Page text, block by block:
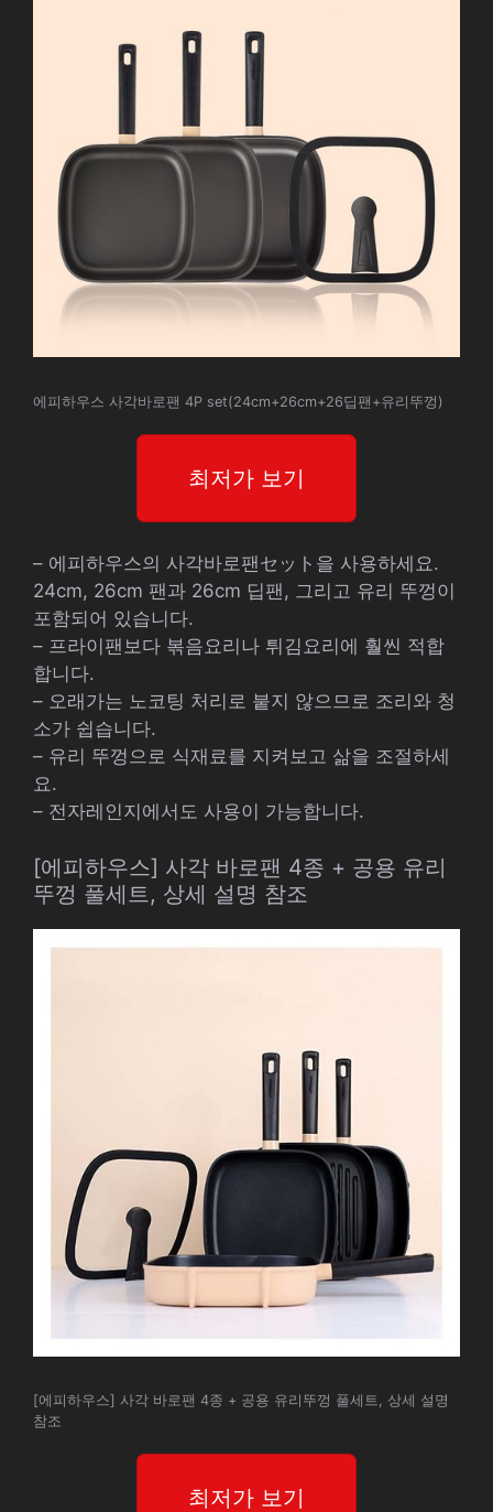
에피하우스 사각바로팬 4P set(24cm+26cm+26딥팬+유리뚜껑)
최저가 보기
– 에피하우스의 사각바로팬セット을 사용하세요.
24cm, 26cm 팬과 26cm 딥팬, 그리고 유리 뚜껑이
포함되어 있습니다.
– 프라이팬보다 볶음요리나 튀김요리에 훨씬 적합
합니다.
– 오래가는 노코팅 처리로 붙지 않으므로 조리와 청
소가 쉽습니다.
– 유리 뚜껑으로 식재료를 지켜보고 삶을 조절하세
요.
– 전자레인지에서도 사용이 가능합니다.
[에피하우스] 사각 바로팬 4종 + 공용 유리
뚜껑 풀세트, 상세 설명 참조
[에피하우스] 사각 바로팬 4종 + 공용 유리뚜껑 풀세트, 상세 설명
참조
최저가 보기